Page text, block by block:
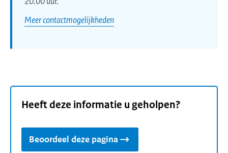
Meer contactmogelijkheden
Heeft deze informatie u geholpen?
Beoordeel deze pagina